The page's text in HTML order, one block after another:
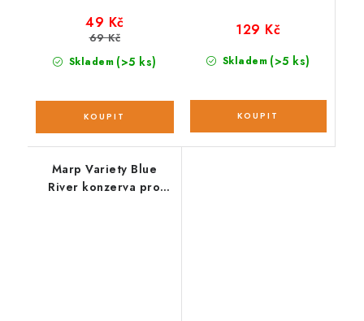
Skladem (>5 ks)
49 Kč
69 Kč
Skladem (>5 ks)
129 Kč
Marp Variety Blue
River konzerva pro